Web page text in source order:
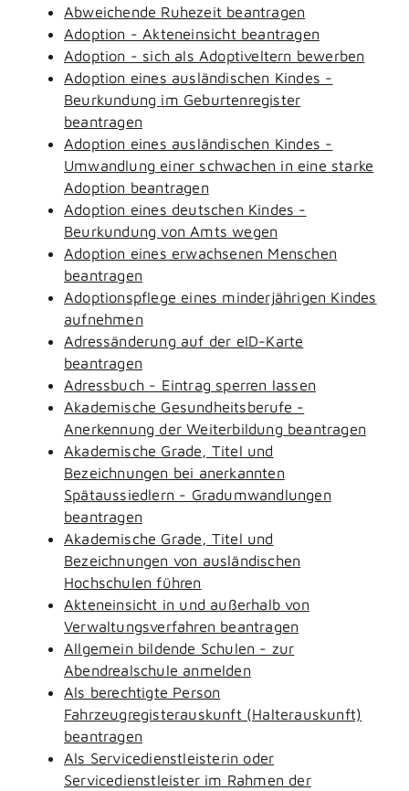
Abweichende Ruhezeit beantragen
Adoption - Akteneinsicht beantragen
Adoption - sich als Adoptiveltern bewerben
Adoption eines ausländischen Kindes -
Beurkundung im Geburtenregister
beantragen
Adoption eines ausländischen Kindes -
Umwandlung einer schwachen in eine starke
Adoption beantragen
Adoption eines deutschen Kindes -
Beurkundung von Amts wegen
Adoption eines erwachsenen Menschen
beantragen
Adoptionspflege eines minderjährigen Kindes
aufnehmen
Adressänderung auf der eID-Karte
beantragen
Adressbuch - Eintrag sperren lassen
Akademische Gesundheitsberufe -
Anerkennung der Weiterbildung beantragen
Akademische Grade, Titel und
Bezeichnungen bei anerkannten
Spätaussiedlern - Gradumwandlungen
beantragen
Akademische Grade, Titel und
Bezeichnungen von ausländischen
Hochschulen führen
Akteneinsicht in und außerhalb von
Verwaltungsverfahren beantragen
Allgemein bildende Schulen - zur
Abendrealschule anmelden
Als berechtigte Person
Fahrzeugregisterauskunft (Halterauskunft)
beantragen
Als Servicedienstleisterin oder
Servicedienstleister im Rahmen der